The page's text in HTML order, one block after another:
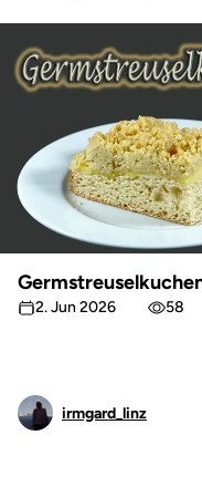
2. Jun 2026 58
irmgard_linz